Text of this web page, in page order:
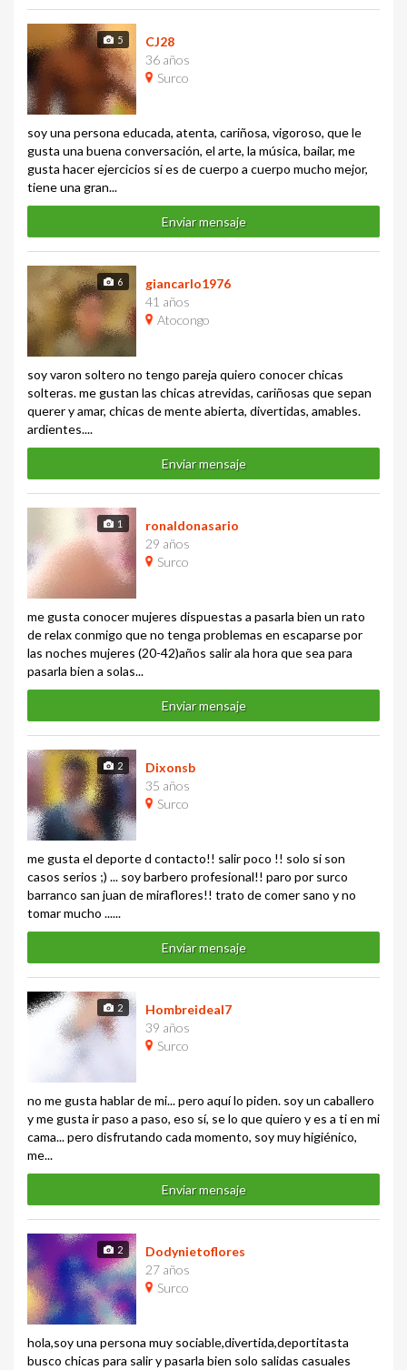
5
CJ28
36 años
Surco
soy una persona educada, atenta, cariñosa, vigoroso, que le
gusta una buena conversación, el arte, la música, bailar, me
gusta hacer ejercicios si es de cuerpo a cuerpo mucho mejor,
tiene una gran...
Enviar mensaje
6
giancarlo1976
41 años
Atocongo
soy varon soltero no tengo pareja quiero conocer chicas
solteras. me gustan las chicas atrevidas, cariñosas que sepan
querer y amar, chicas de mente abierta, divertidas, amables.
ardientes....
Enviar mensaje
1
ronaldonasario
29 años
Surco
me gusta conocer mujeres dispuestas a pasarla bien un rato
de relax conmigo que no tenga problemas en escaparse por
las noches mujeres (20-42)años salir ala hora que sea para
pasarla bien a solas...
Enviar mensaje
2
Dixonsb
35 años
Surco
me gusta el deporte d contacto!! salir poco !! solo si son
casos serios ;) ... soy barbero profesional!! paro por surco
barranco san juan de miraflores!! trato de comer sano y no
tomar mucho ......
Enviar mensaje
2
Hombreideal7
39 años
Surco
no me gusta hablar de mi... pero aquí lo piden. soy un caballero
y me gusta ir paso a paso, eso sí, se lo que quiero y es a ti en mi
cama... pero disfrutando cada momento, soy muy higiénico,
me...
Enviar mensaje
2
Dodynietoflores
27 años
Surco
hola,soy una persona muy sociable,divertida,deportitasta
busco chicas para salir y pasarla bien solo salidas casuales